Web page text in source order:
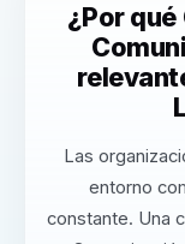
¿Por
Las
entorno
constante. Una